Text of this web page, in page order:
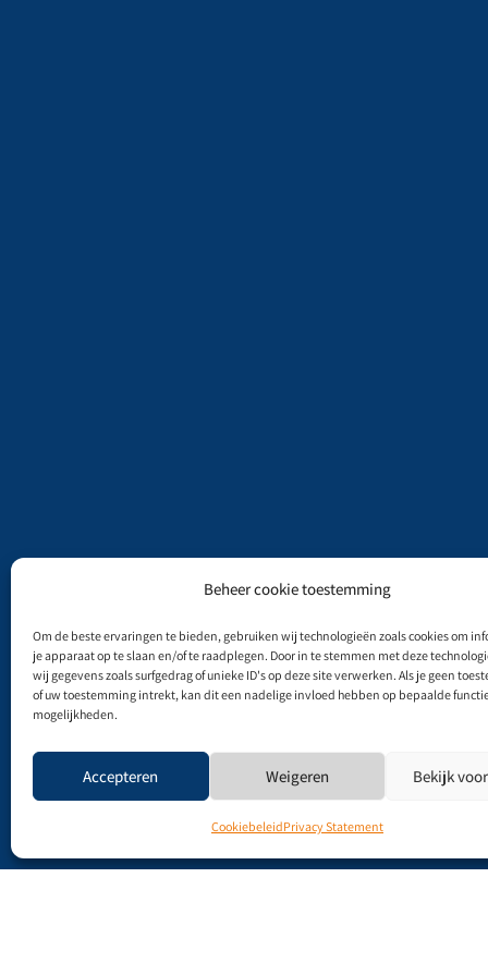
Beheer cookie toestemming
Om de beste ervaringen te bieden, gebruiken wij technologieën zoals cookies om
je apparaat op te slaan en/of te raadplegen. Door in te stemmen met deze
wij gegevens zoals surfgedrag of unieke ID's op deze site verwerken. Als je geen
of uw toestemming intrekt, kan dit een nadelige invloed hebben op bepaalde
mogelijkheden.
Accepteren Weigeren Bekijk
CookiebeleidPrivacy Statement